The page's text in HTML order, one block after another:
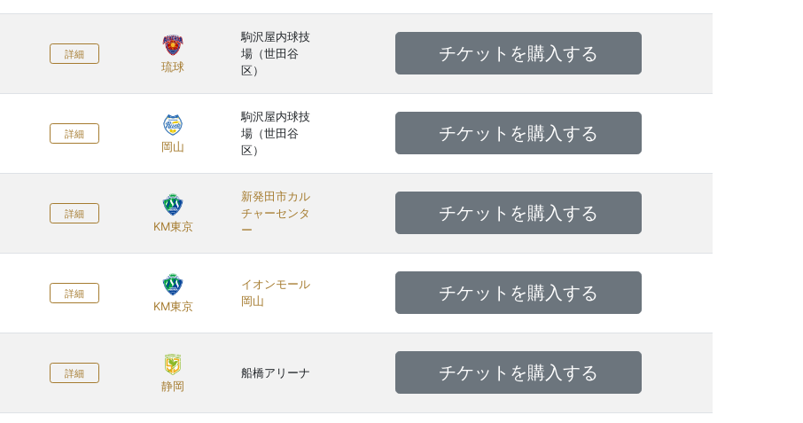
詳細
琉球
駒沢屋内球技
場（世田谷
区）
チケットを購入する
詳細
岡山
駒沢屋内球技
場（世田谷
区）
チケットを購入する
詳細
KM東京
新発田市カル
チャーセンタ
ー
チケットを購入する
詳細
KM東京
イオンモール
岡山
チケットを購入する
詳細
静岡
船橋アリーナ チケットを購入する